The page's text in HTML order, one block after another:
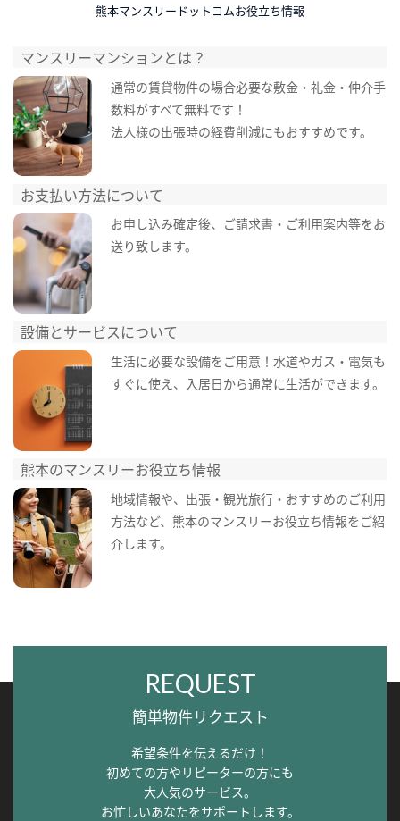
熊本マンスリードットコムお役立ち情報
マンスリーマンションとは？
通常の賃貸物件の場合必要な敷金・礼金・仲介手
数料がすべて無料です！
法人様の出張時の経費削減にもおすすめです。
お支払い方法について
お申し込み確定後、ご請求書・ご利用案内等をお
送り致します。
設備とサービスについて
生活に必要な設備をご用意！水道やガス・電気も
すぐに使え、入居日から通常に生活ができます。
熊本のマンスリーお役立ち情報
地域情報や、出張・観光旅行・おすすめのご利用
方法など、熊本のマンスリーお役立ち情報をご紹
介します。
REQUEST
簡単物件リクエスト
希望条件を伝えるだけ！
初めての方やリピーターの方にも
大人気のサービス。
お忙しいあなたをサポートします。